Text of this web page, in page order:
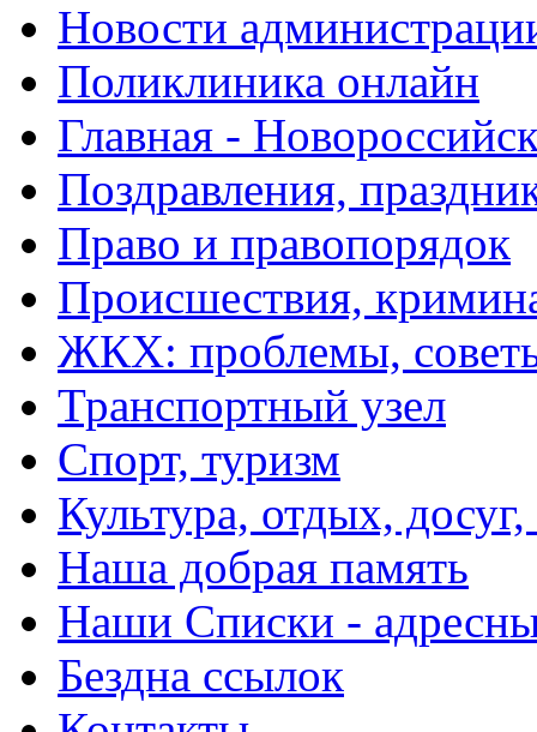
Новости
Поликлиника онлайн
Главная -
Поздравления,
Право и правопорядок
Происшествия,
ЖКХ: проблемы,
Транспортный узел
Спорт, туризм
Культура, отдых,
Наша добрая память
Наши Списки -
Бездна ссылок